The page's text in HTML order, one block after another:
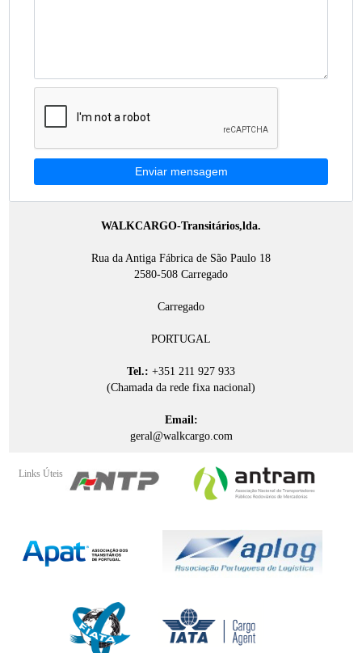
Enviar mensagem
WALKCARGO-Transitários,lda.
Rua da Antiga Fábrica de São Paulo 18
2580-508 Carregado
Carregado
PORTUGAL
Tel.: +351 211 927 933
(Chamada da rede fixa nacional)
Email:
geral@walkcargo.com
Links Úteis